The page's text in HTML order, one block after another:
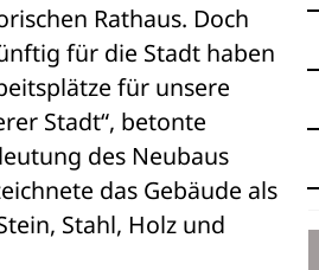
Rathaus. Doch
für die Stadt haben
für unsere
Stadt“, betonte
des Neubaus
das Gebäude als
Stahl, Holz und